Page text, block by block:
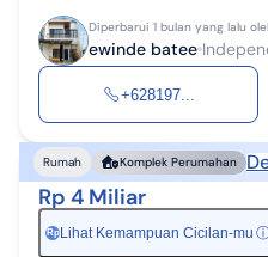
Diperbarui 1 bulan yang lalu
ewinde batee
+628197...
Rumah Komplek Perumahan
Rp 4 Miliar
Rp Lihat Kemampuan Cicilan-mu